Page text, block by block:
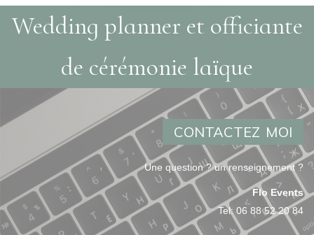
Wedding planner et officiante
de cérémonie laïque
CONTACTEZ MOI
Une question ? un renseignement ?
Flo Events
Tel: 06 88 52 20 84